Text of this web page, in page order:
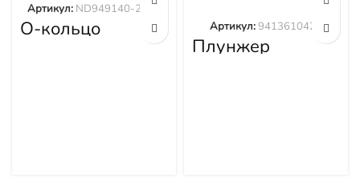
О-кольцо
ND949140-2570
Артикул: ND949140-2570
Плунжер
9413610423
Артикул:9413610423